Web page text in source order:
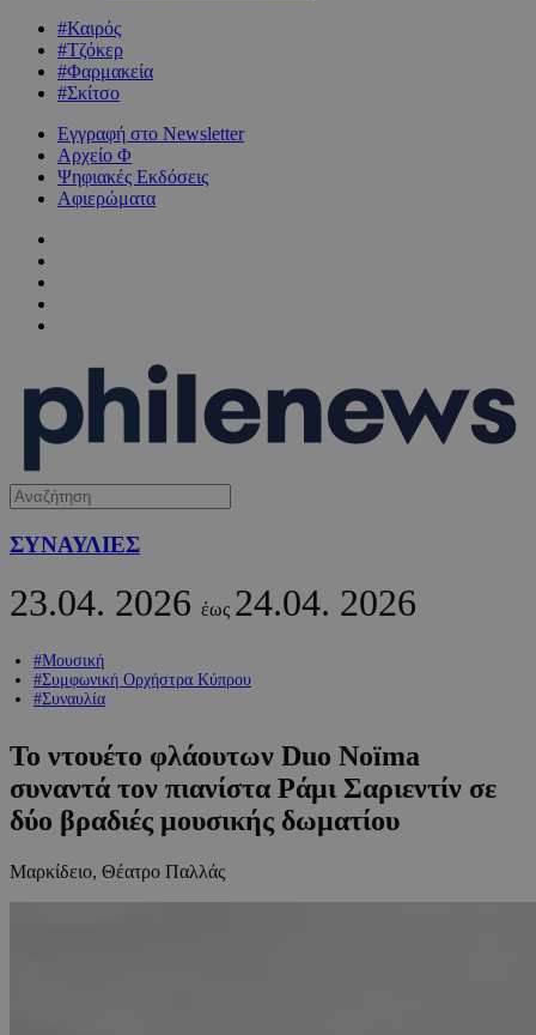
#Καιρός
#Τζόκερ
#Φαρμακεία
#Σκίτσο
Εγγραφή στο Newsletter
Αρχείο Φ
Ψηφιακές Εκδόσεις
Αφιερώματα
ΣΥΝΑΥΛΙΕΣ
23.04. 2026 έως 24.04. 2026
#Μουσική
#Συμφωνική Ορχήστρα Κύπρου
#Συναυλία
Το ντουέτο φλάουτων Duo Noïma
συναντά τον πιανίστα Ράμι Σαριεντίν σε
δύο βραδιές μουσικής δωματίου
Μαρκίδειο, Θέατρο Παλλάς